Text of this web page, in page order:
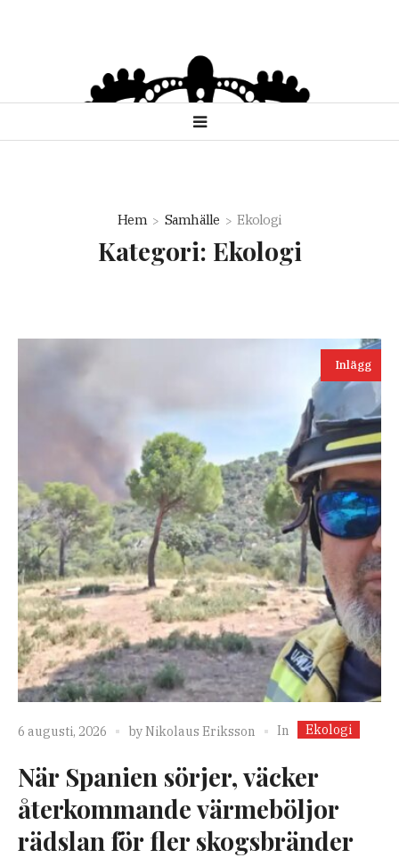
Hem Samhälle Ekologi
Kategori: Ekologi
Inlägg
6 augusti, 2026 byNikolaus Eriksson In Ekologi
När Spanien sörjer, väcker
återkommande värmeböljor
rädslan för fler skogsbränder